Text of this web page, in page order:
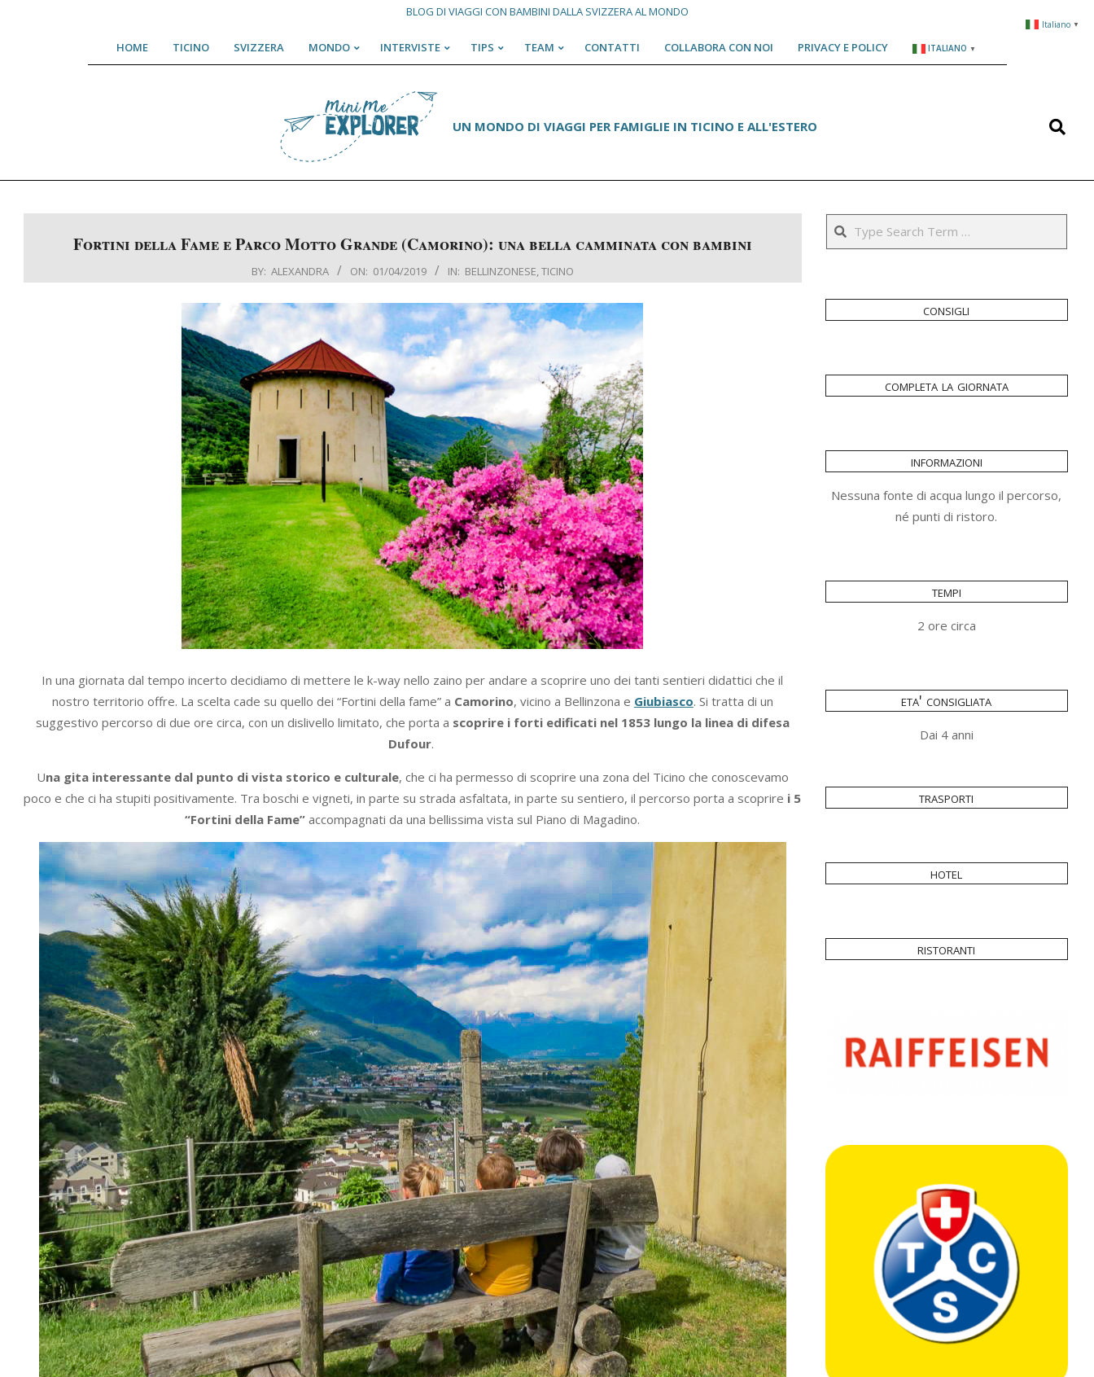
BLOG DI VIAGGI CON BAMBINI DALLA SVIZZERA AL MONDO
Primary
HOME TICINO SVIZZERA MONDO INTERVISTE TIPS TEAM CONTATTI COLLABORA CON NOI PRIVACY E POLICY ITALIANO ▼
UN MONDO DI VIAGGI PER FAMIGLIE IN TICINO E ALL'ESTERO Search
Fortini della Fame e Parco Motto Grande (Camorino): una bella camminata con bambini
BY: ALEXANDRA ON: 01/04/2019 IN: BELLINZONESE,TICINO
In una giornata dal tempo incerto decidiamo di mettere le k-way nello zaino per andare a scoprire uno dei tanti sentieri didattici che il
nostro territorio offre. La scelta cade su quello dei “Fortini della fame” a Camorino, vicino a Bellinzona e Giubiasco. Si tratta di un
suggestivo percorso di due ore circa, con un dislivello limitato, che porta a scoprire i forti edificati nel 1853 lungo la linea di difesa
Dufour.
Una gita interessante dal punto di vista storico e culturale, che ci ha permesso di scoprire una zona del Ticino che conoscevamo
poco e che ci ha stupiti positivamente. Tra boschi e vigneti, in parte su strada asfaltata, in parte su sentiero, il percorso porta a scoprire i 5
“Fortini della Fame”accompagnati da una bellissima vista sul Piano di Magadino.
consigli
completa la giornata
informazioni
Nessuna fonte di acqua lungo il percorso,
né punti di ristoro.
tempi
2 ore circa
eta' consigliata
Dai 4 anni
trasporti
hotel
ristoranti
Italiano ▼